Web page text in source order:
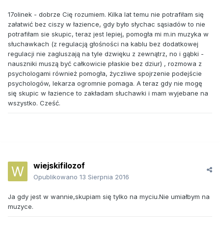
17olinek - dobrze Cię rozumiem. Kilka lat temu nie potrafiłam się
załatwić bez ciszy w łazience, gdy było słychac sąsiadów to nie
potrafiłam sie skupic, teraz jest lepiej, pomogła mi m.in muzyka w
słuchawkach (z regulacją głośności na kablu bez dodatkowej
regulacji nie zagluszają na tyle dzwięku z zewnątrz, no i gąbki -
nauszniki muszą być całkowicie płaskie bez dziur) , rozmowa z
psychologami również pomogła, życzliwe spojrzenie podejście
psychologów, lekarza ogromnie pomaga. A teraz gdy nie mogę
się skupic w łazience to zakładam słuchawki i mam wyjebane na
wszystko. Cześć.
wiejskifilozof
Opublikowano 13 Sierpnia 2016
Ja gdy jest w wannie,skupiam się tylko na myciu.Nie umiałbym na
muzyce.